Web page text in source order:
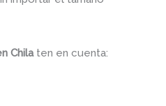
Chila ten en cuenta: